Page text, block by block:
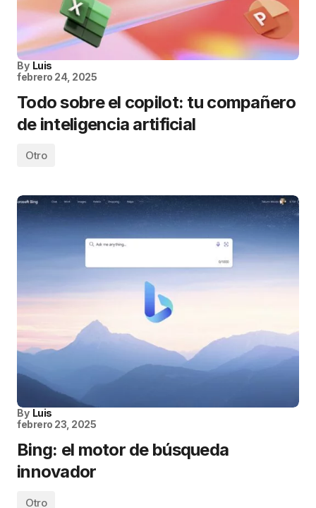
By Luis
febrero 24, 2025
Todo sobre el copilot: tu compañero
de inteligencia artificial
Otro
By Luis
febrero 23, 2025
Bing: el motor de búsqueda
innovador
Otro